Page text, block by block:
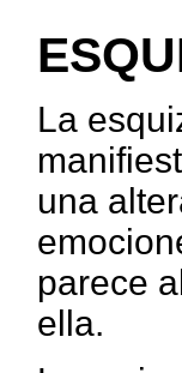
La
una
parece
ella.